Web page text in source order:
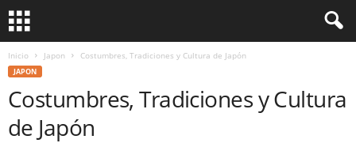
Inicio Japon Costumbres, Tradiciones y Cultura de Japón
JAPON
Costumbres, Tradiciones y Cultura
de Japón